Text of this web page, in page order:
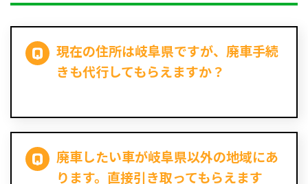
現在の住所は岐阜県ですが、廃車手続
きも代行してもらえますか？
廃車したい車が岐阜県以外の地域にあ
ります。直接引き取ってもらえます